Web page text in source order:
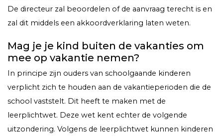
De directeur zal beoordelen of de aanvraag terecht is en
zal dit middels een akkoordverklaring laten weten.
Mag je je kind buiten de vakanties om
mee op vakantie nemen?
In principe zijn ouders van schoolgaande kinderen
verplicht zich te houden aan de vakantieperioden die de
school vaststelt. Dit heeft te maken met de
leerplichtwet. Deze wet kent echter de volgende
uitzondering. Volgens de leerplichtwet kunnen kinderen